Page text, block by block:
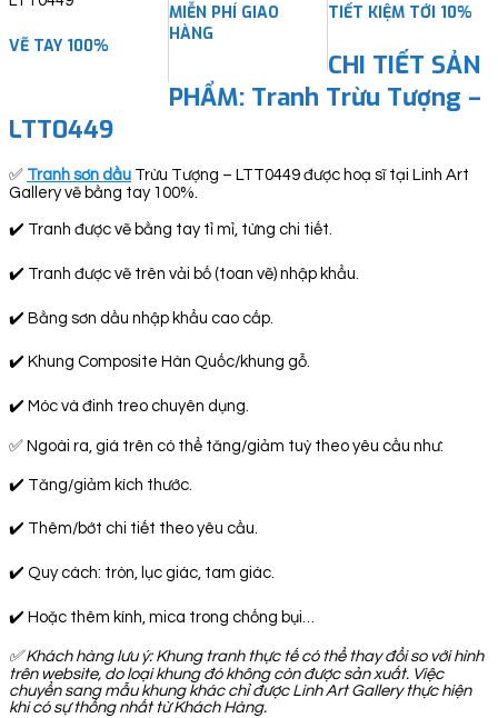
VẼ TAY 100%
MIỄN PHÍ GIAO
HÀNG
TIẾT KIỆM TỚI 10%
CHI TIẾT SẢN
PHẨM: Tranh Trừu Tượng –
LTT0449
✅ Tranh sơn dầu Trừu Tượng – LTT0449 được hoạ sĩ tại Linh Art
Gallery vẽ bằng tay 100%.
✔️ Tranh được vẽ bằng tay tỉ mỉ, từng chi tiết.
✔️ Tranh được vẽ trên vải bố (toan vẽ) nhập khẩu.
✔️ Bằng sơn dầu nhập khẩu cao cấp.
✔️ Khung Composite Hàn Quốc/khung gỗ.
✔️ Móc và đinh treo chuyên dụng.
✅ Ngoài ra, giá trên có thể tăng/giảm tuỳ theo yêu cầu như:
✔️ Tăng/giảm kích thước.
✔️ Thêm/bớt chi tiết theo yêu cầu.
✔️ Quy cách: tròn, lục giác, tam giác.
✔️ Hoặc thêm kính, mica trong chống bụi…
✅Khách hàng lưu ý: Khung tranh thực tế có thể thay đổi so với hình
trên website, do loại khung đó không còn được sản xuất. Việc
chuyển sang mẫu khung khác chỉ được Linh Art Gallery thực hiện
khi có sự thống nhất từ Khách Hàng.